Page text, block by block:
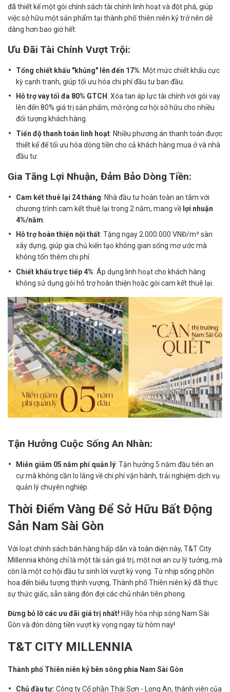
đã thiết kế một gói chính sách tài chính linh hoạt và đột phá, giúp
việc sở hữu một sản phẩm tại thành phố thiên niên kỷ trở nên dễ
dàng hơn bao giờ hết:
Ưu Đãi Tài Chính Vượt Trội:
Tổng chiết khấu "khủng" lên đến 17%: Một mức chiết khấu cực
kỳ cạnh tranh, giúp tối ưu hóa chi phí đầu tư ban đầu.
Hỗ trợ vay tối đa 80% GTCH : Xóa tan áp lực tài chính với gói vay
lên đến 80% giá trị sản phẩm, mở rộng cơ hội sở hữu cho nhiều
đối tượng khách hàng.
Tiến độ thanh toán linh hoạt: Nhiều phương án thanh toán được
thiết kế để tối ưu hóa dòng tiền cho cả khách hàng mua ở và nhà
đầu tư.
Gia Tăng Lợi Nhuận, Đảm Bảo Dòng Tiền:
Cam kết thuê lại 24 tháng: Nhà đầu tư hoàn toàn an tâm với
chương trình cam kết thuê lại trong 2 năm, mang về lợi nhuận
4%/năm
Hỗ trợ hoàn thiện nội thất: Tặng ngay 2.000.000 VNĐ/m² sàn
xây dựng, giúp gia chủ kiến tạo không gian sống mơ ước mà
không tốn thêm chi phí.
Chiết khấu trực tiếp 4%: Áp dụng linh hoạt cho khách hàng
không sử dụng gói hỗ trợ hoàn thiện hoặc gói cam kết thuê lại.
Tận Hưởng Cuộc Sống An Nhàn:
Miễn giảm 05 năm phí quản lý: Tận hưởng 5 năm đầu tiên an
cư mà không cần lo lắng về chi phí vận hành, trải nghiệm dịch vụ
quản lý chuyên nghiệp.
Thời Điểm Vàng Để Sở Hữu Bất Động
Sản Nam Sài Gòn
Với loạt chính sách bán hàng hấp dẫn và toàn diện này, T&T City
Millennia không chỉ là một tài sản giá trị, một nơi an cư lý tưởng, mà
còn là một cơ hội đầu tư sinh lời vượt kỳ vọng. Từ nhịp sống phồn
hoa đến biểu tượng thịnh vượng, Thành phố Thiên niên kỷ đã thực
sự thức giấc, sẵn sàng đón đợi các chủ nhân tiên phong.
Đừng bỏ lỡ các ưu đãi giá trị nhất! Hãy hòa nhịp sóng Nam Sài
Gòn và đón dòng tiền vượt kỳ vọng ngay từ hôm nay!
T&T CITY MILLENNIA
Thành phố Thiên niên kỷ bên sông phía Nam Sài Gòn
Chủ đầu tư: Công ty Cổ phần Thái Sơn - Long An, thành viên của